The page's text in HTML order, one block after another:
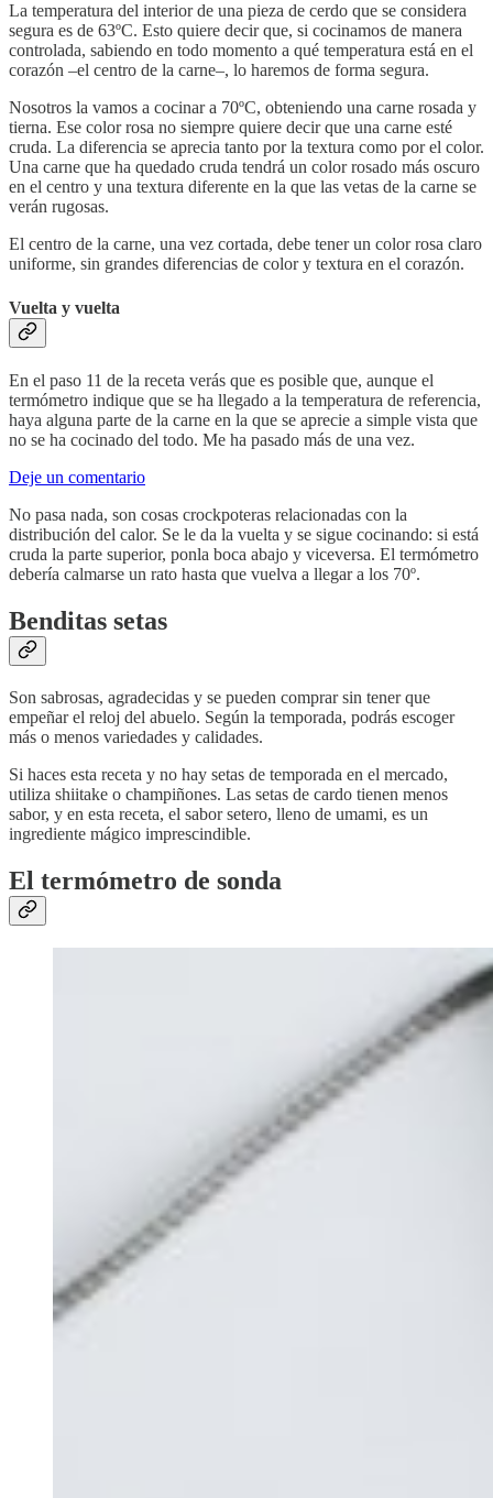
La temperatura del interior de una pieza de cerdo que se considera
segura es de 63ºC. Esto quiere decir que, si cocinamos de manera
controlada, sabiendo en todo momento a qué temperatura está en el
corazón –el centro de la carne–, lo haremos de forma segura.
Nosotros la vamos a cocinar a 70ºC, obteniendo una carne rosada y
tierna. Ese color rosa no siempre quiere decir que una carne esté
cruda. La diferencia se aprecia tanto por la textura como por el color.
Una carne que ha quedado cruda tendrá un color rosado más oscuro
en el centro y una textura diferente en la que las vetas de la carne se
verán rugosas.
El centro de la carne, una vez cortada, debe tener un color rosa claro
uniforme, sin grandes diferencias de color y textura en el corazón.
Vuelta y vuelta
En el paso 11 de la receta verás que es posible que, aunque el
termómetro indique que se ha llegado a la temperatura de referencia,
haya alguna parte de la carne en la que se aprecie a simple vista que
no se ha cocinado del todo. Me ha pasado más de una vez.
Deje un comentario
No pasa nada, son cosas crockpoteras relacionadas con la
distribución del calor. Se le da la vuelta y se sigue cocinando: si está
cruda la parte superior, ponla boca abajo y viceversa. El termómetro
debería calmarse un rato hasta que vuelva a llegar a los 70º.
Benditas setas
Son sabrosas, agradecidas y se pueden comprar sin tener que
empeñar el reloj del abuelo. Según la temporada, podrás escoger
más o menos variedades y calidades.
Si haces esta receta y no hay setas de temporada en el mercado,
utiliza shiitake o champiñones. Las setas de cardo tienen menos
sabor, y en esta receta, el sabor setero, lleno de umami, es un
ingrediente mágico imprescindible.
El termómetro de sonda